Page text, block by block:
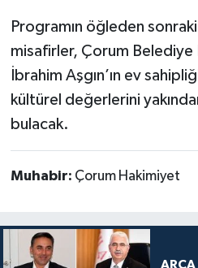
Programın öğleden
misafirler, Çorum Belediye
İbrahim Aşgın’ın ev
kültürel değerlerini
bulacak.
Muhabir: Çorum Hakimiyet